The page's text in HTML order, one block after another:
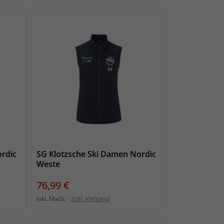
SG Klotzsche Ski Damen Nordic
Weste
Preis
76,99 €
inkl. MwSt. zzgl. Versand